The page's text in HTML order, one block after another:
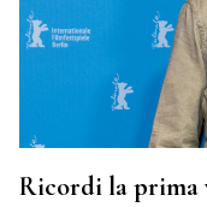
Ricordi la prima